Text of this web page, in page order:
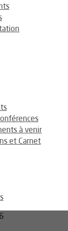
à venir
et Carnet